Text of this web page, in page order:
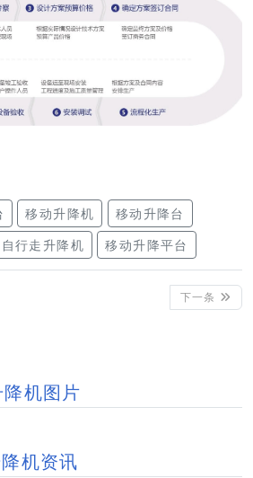
移动升降机
移动升降台
行走升降机 移动升降平台
下一条
机图片
机资讯